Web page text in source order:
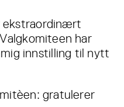
ekstraordinært
har
innstilling til nytt
gratulerer